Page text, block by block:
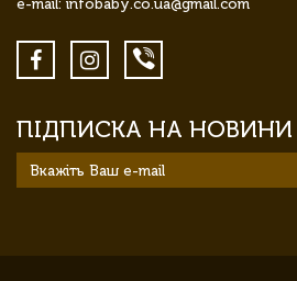
e-mail: infobaby.co.ua@gmail.com
ПІДПИСКА НА НОВИНИ